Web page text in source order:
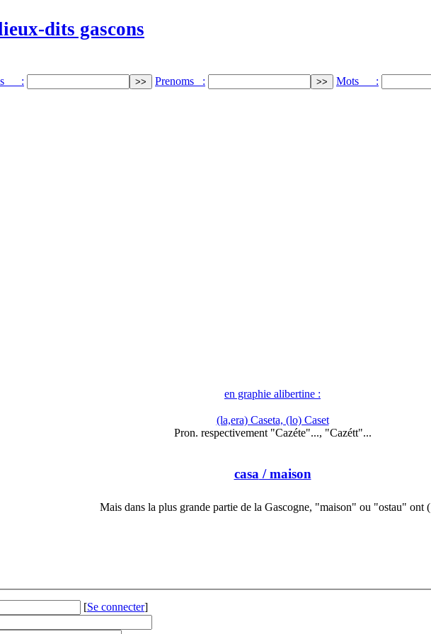
dits gascons
: Prenoms : Mots :
en graphie alibertine :
(la,era) Caseta, (lo) Caset
Pron. respectivement "Cazéte"..., "Cazétt"...
casa / maison
Mais dans la plus grande partie de la Gascogne, "maison" ou "ostau"
[Se connecter]